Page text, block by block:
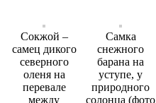
Сокжой –
самец дикого
северного
оленя на
перевале
между
Самка
снежного
барана на
уступе, у
природного
солонца (фото